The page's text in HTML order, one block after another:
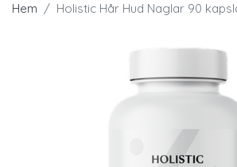
Hem Holistic Hår Hud Naglar 90